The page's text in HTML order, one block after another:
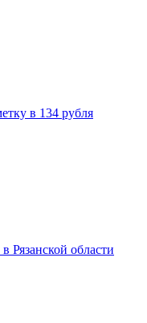
в 134 рубля
Рязанской области